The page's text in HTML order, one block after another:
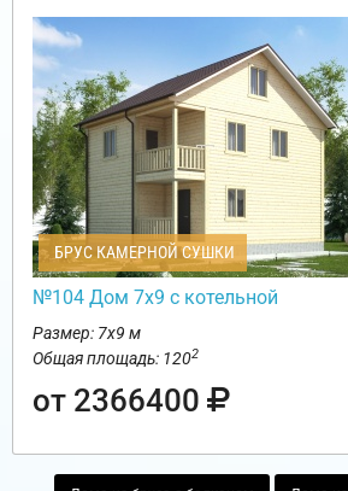
БРУС КАМЕРНОЙ СУШКИ
№104 Дом 7х9 с котельной
Размер: 7х9 м
Общая площадь: 1202
от 2366400